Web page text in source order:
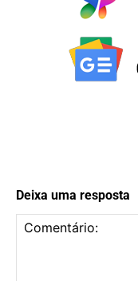
Deixa uma resposta